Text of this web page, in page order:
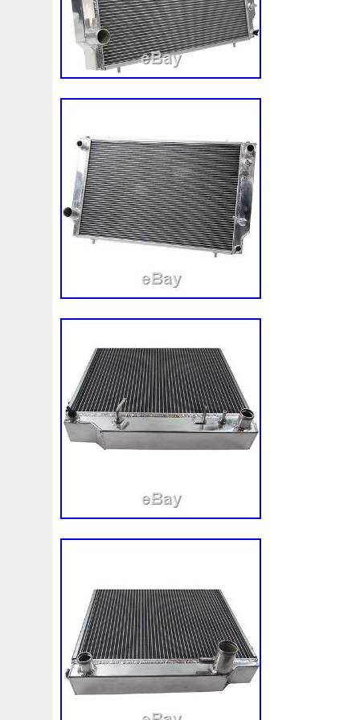
accessoires\Auto\ pièces
détachées\Refroidissement\Autres ». Le
« tradeauto » et est localisé à/en
être expédié au pays suivant: Europe.
Marque: – Sans marque/Générique -